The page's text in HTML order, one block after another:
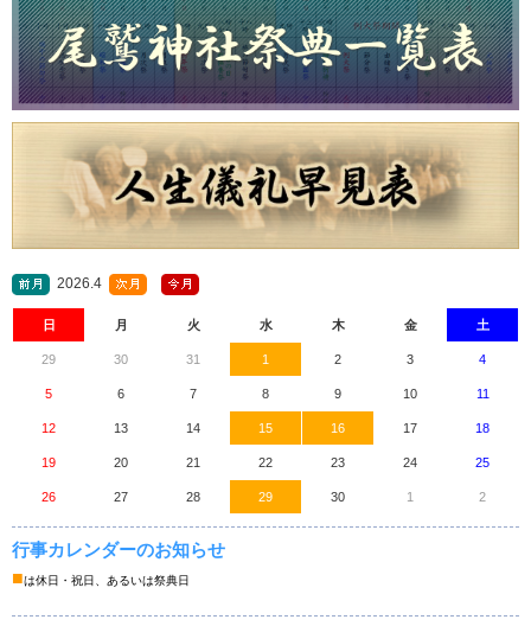
2026.4
日 月 火 水 木 金 土
29 30 31 1 2 3 4
5 6 7 8 9 10 11
12 13 14 15 16 17 18
19 20 21 22 23 24 25
26 27 28 29 30 1 2
行事カレンダーのお知らせ
■は休日・祝日、あるいは祭典日